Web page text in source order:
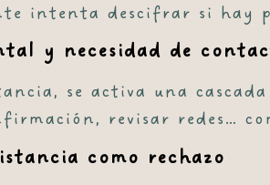
intenta descifrar si hay
y necesidad de
se activa una
revisar redes…
como rechazo